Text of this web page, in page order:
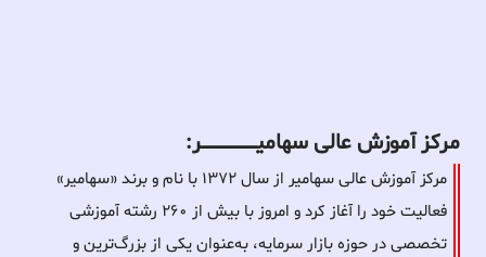
مرکز آموزش عالی سهامیـــــــــــــــــــــــــر:
مرکز آموزش عالی سهامیر از سال ۱۳۷۲ با نام و برند «سهامیر»
فعالیت خود را آغاز کرد و امروز با بیش از ۲۶۰ رشته آموزشی
تخصصی در حوزه بازار سرمایه، به‌عنوان یکی از بزرگ‌ترین و